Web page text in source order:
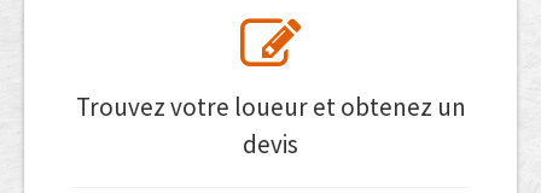
Trouvez votre loueur et obtenez un
devis